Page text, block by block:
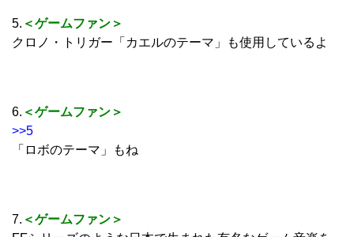
5. ＜ゲームファン＞
クロノ・トリガー「カエルのテーマ」も使用しているよ
6. ＜ゲームファン＞
>>5
「ロボのテーマ」もね
7. ＜ゲームファン＞